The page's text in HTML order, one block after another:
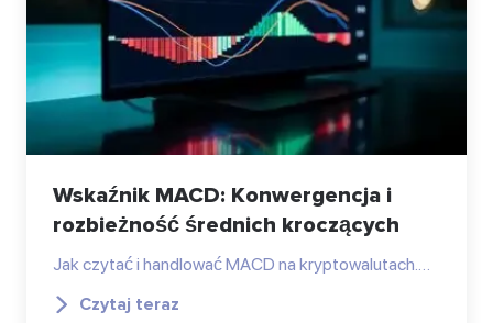
Wskaźnik MACD: Konwergencja i
rozbieżność średnich kroczących
Jak czytać i handlować MACD na kryptowalutach.…
Czytaj teraz